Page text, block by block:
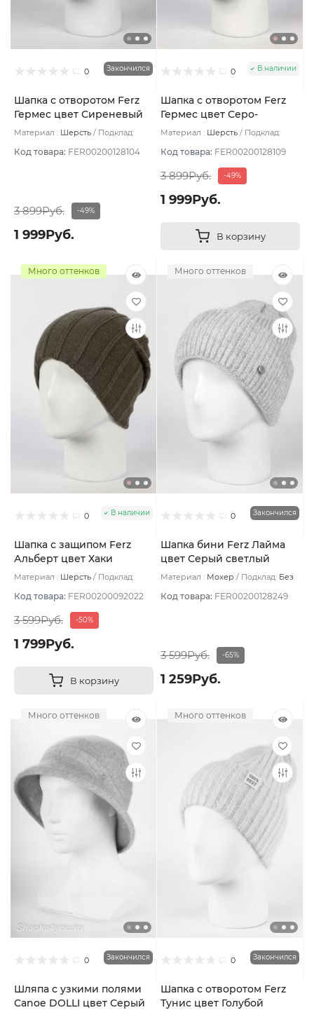
0 Закончился
Шапка с отворотом Ferz
Гермес цвет Сиреневый
светлый
Материал : Шерсть
Подклад:
Код товара: FER00200128104
3 899Руб. -49%
1 999Руб.
0 В наличии
Шапка с отворотом Ferz
Гермес цвет Серо-
розовый
Материал : Шерсть
Подклад:
Код товара: FER00200128109
3 899Руб. -49%
1 999Руб.
В корзину
Много оттенков
0 В наличии
Шапка с защипом Ferz
Альберт цвет Хаки
темный
Материал : Шерсть
Подклад:
Код товара: FER00200092022
3 599Руб. -50%
1 799Руб.
В корзину
Много оттенков
0 Закончился
Шапка бини Ferz Лайма
цвет Серый светлый
Материал : Мохер Подклад: Без
Код товара: FER00200128249
3 599Руб. -65%
1 259Руб.
Много оттенков
0 Закончился
Шляпа с узкими полями
Canoe DOLLI цвет Серый
Много оттенков
0 Закончился
Шапка с отворотом Ferz
Тунис цвет Голубой